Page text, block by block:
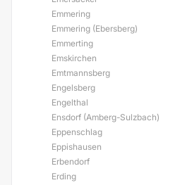
Emmering
Emmering (Ebersberg)
Emmerting
Emskirchen
Emtmannsberg
Engelsberg
Engelthal
Ensdorf (Amberg-Sulzbach)
Eppenschlag
Eppishausen
Erbendorf
Erding